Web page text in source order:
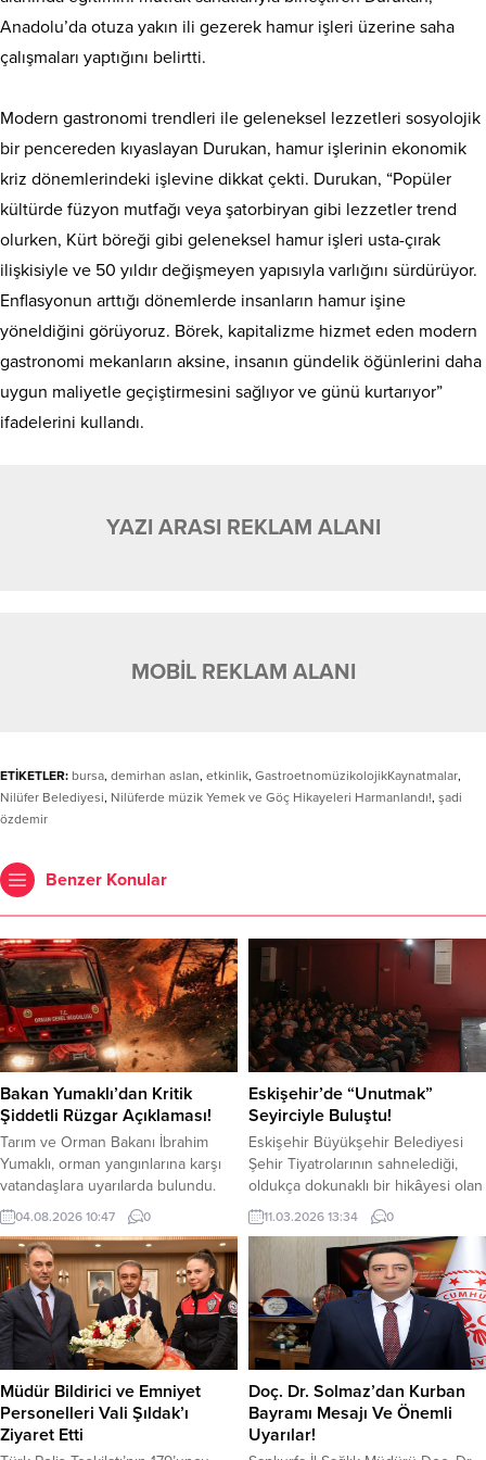
Anadolu’da otuza yakın ili gezerek hamur işleri üzerine saha
çalışmaları yaptığını belirtti.
Modern gastronomi trendleri ile geleneksel lezzetleri sosyolojik
bir pencereden kıyaslayan Durukan, hamur işlerinin ekonomik
kriz dönemlerindeki işlevine dikkat çekti. Durukan, “Popüler
kültürde füzyon mutfağı veya şatorbiryan gibi lezzetler trend
olurken, Kürt böreği gibi geleneksel hamur işleri usta-çırak
ilişkisiyle ve 50 yıldır değişmeyen yapısıyla varlığını sürdürüyor.
Enflasyonun arttığı dönemlerde insanların hamur işine
yöneldiğini görüyoruz. Börek, kapitalizme hizmet eden modern
gastronomi mekanların aksine, insanın gündelik öğünlerini daha
uygun maliyetle geçiştirmesini sağlıyor ve günü kurtarıyor”
ifadelerini kullandı.
YAZI ARASI REKLAM ALANI
MOBİL REKLAM ALANI
ETİKETLER: bursa, demirhan aslan, etkinlik, GastroetnomüzikolojikKaynatmalar,
Nilüfer Belediyesi, Nilüferde müzik Yemek ve Göç Hikayeleri Harmanlandı!, şadi
özdemir
Benzer Konular
Bakan Yumaklı’dan Kritik
Şiddetli Rüzgar Açıklaması!
Tarım ve Orman Bakanı İbrahim
Yumaklı, orman yangınlarına karşı
vatandaşlara uyarılarda bulundu.
Bakan Yumaklı yaptığı açıklamada,
“Yeşil vatan için kritik uyarı.
Meteorolojik verilere göre, bugün
ve yarın başta Çanakkale, Balıkesir,
Bursa, İzmir ve Manisa olmak
üzere, kıyı bölgelerimizde orman
yangınları açısından risk teşkil
edecek seviyede şiddetli rüzgar
bekleniyor. Lütfen bu...
04.08.2026 10:47 0
Eskişehir’de “Unutmak”
Seyirciyle Buluştu!
Eskişehir Büyükşehir Belediyesi
Şehir Tiyatrolarının sahnelediği,
oldukça dokunaklı bir hikâyesi olan
“Unutmak” adlı oyunun prömiyer
gösterimi, 10 Mart akşamı kalabalık
bir seyirci topluluğu önünde
gerçekleştirildi. İngiltere’nin son
dönemdeki en başarılı genç
yazarlarından biri olarak kabul
edilen Tristan Bernays tarafından
kaleme alınan “Unutmak” adlı oyun
izleyenlere oldukça duygusal anlar
yaşattı. Şehir...
11.03.2026 13:34 0
Müdür Bildirici ve Emniyet
Personelleri Vali Şıldak’ı
Ziyaret Etti
Doç. Dr. Solmaz’dan Kurban
Bayramı Mesajı Ve Önemli
Uyarılar!